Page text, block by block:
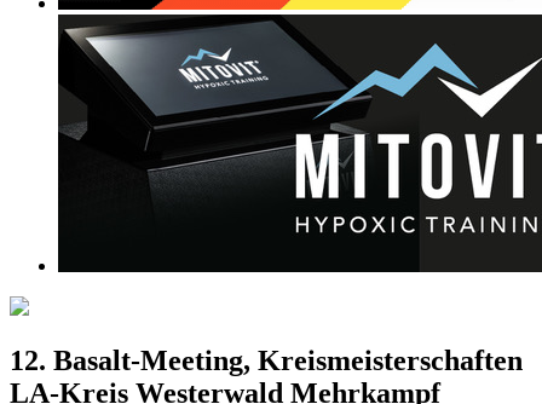
12. Basalt-Meeting, Kreismeisterschaften
LA-Kreis Westerwald Mehrkampf